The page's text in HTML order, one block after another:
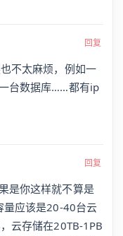
回复
不太麻烦，例如一
台数据库……都有ip
回复
是你这样就不算是
量应该是20-40台云
云存储在20TB-1PB